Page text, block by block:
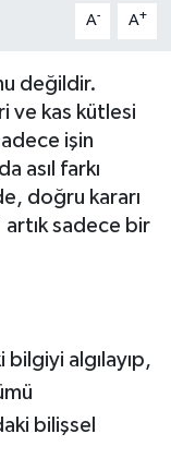
A- A+
değildir.
ve kas kütlesi
işin
asıl farkı
doğru kararı
artık sadece bir
bilgiyi algılayıp,
bilişsel